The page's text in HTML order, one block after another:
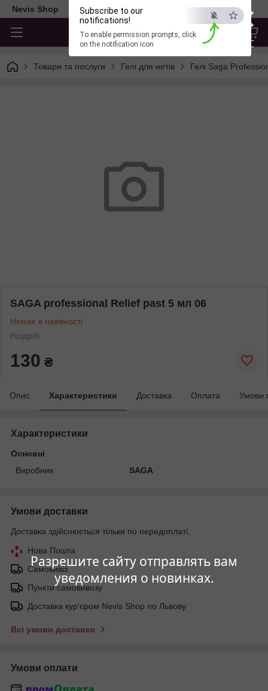
×
ESC
Разрешите сайту отправлять вам
уведомления о новинках.
Subscribe to our
notifications!
To enable permission prompts, click
on the notification icon
Nevis Shop
Товари та послуги Гелі для нігтів Гелі Saga
SAGA professional Relief past 5 мл 06
Немає в наявності
Роздріб
130 ₴
Опис Характеристики Доставка Оплата Умови
Характеристики
Основні
Виробник
SAGA
Умови доставки
Доставка здійснюється тільки по передоплаті.
Нова Пошта
Самовивіз
Пункти самовивозу
Доставка кур'єром Nevis Shop по Львову
Всі умови доставки
Умови оплати